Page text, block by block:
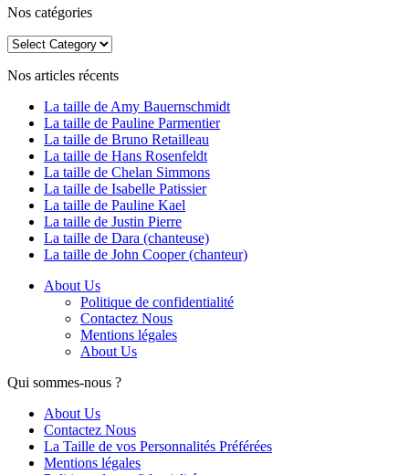
Nos catégories
Nos
Nos articles récents
La taille de Amy Bauernschmidt
La taille de Pauline Parmentier
La taille de Bruno Retailleau
La taille de Hans Rosenfeldt
La taille de Chelan Simmons
La taille de Isabelle Patissier
La taille de Pauline Kael
La taille de Justin Pierre
La taille de Dara (chanteuse)
La taille de John Cooper (chanteur)
About Us
Politique de confidentialité
Contactez Nous
Mentions légales
About Us
Qui sommes-nous ?
About Us
Contactez Nous
La Taille de vos Personnalités Préférées
Mentions légales